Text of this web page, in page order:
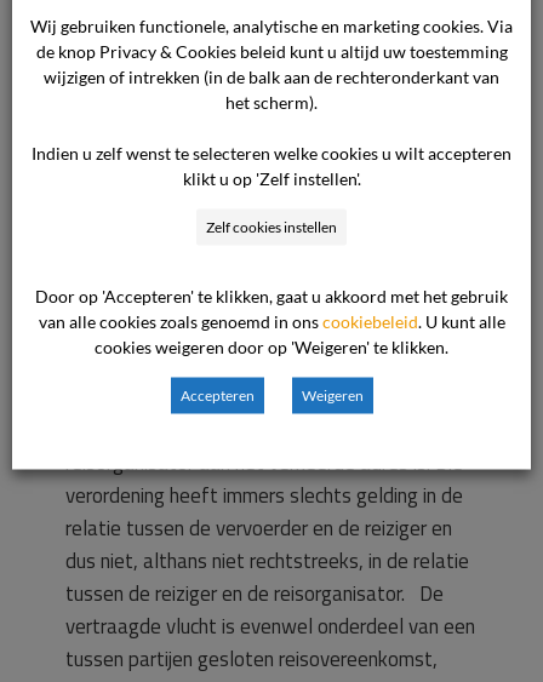
Infrastructuur en Milieu (de Inspectie Verkeer en
Waterstaat), hierna: de Staatssecretaris. Uit
dat besluit blijkt dat de luchtvaartmaatschappij
buitengewone omstandigheden. Klager heeft
van een voucher gekregen voor extra drank-
geschilDe commissie heeft het volgende
overwogen. Voor zover klager een financiële
vergoeding verlangt op grond van EU-
Verordening 261/2004 is de commissie van
reisorganisator aan het verkeerde adres is. Die
verordening heeft immers slechts gelding in de
relatie tussen de vervoerder en de reiziger en
dus niet, althans niet rechtstreeks, in de relatie
tussen de reiziger en de reisorganisator. De
vertraagde vlucht is evenwel onderdeel van een
tussen partijen gesloten reisovereenkomst,
Wij gebruiken functionele, analytische en marketing cookies. Via
de knop Privacy & Cookies beleid kunt u altijd uw toestemming
wijzigen of intrekken (in de balk aan de rechteronderkant van
het scherm).
Indien u zelf wenst te selecteren welke cookies u wilt accepteren
klikt u op 'Zelf instellen'.
Zelf cookies instellen
Door op 'Accepteren' te klikken, gaat u akkoord met het gebruik
van alle cookies zoals genoemd in onscookiebeleid. U kunt alle
cookies weigeren door op 'Weigeren' te klikken.
Accepteren Weigeren